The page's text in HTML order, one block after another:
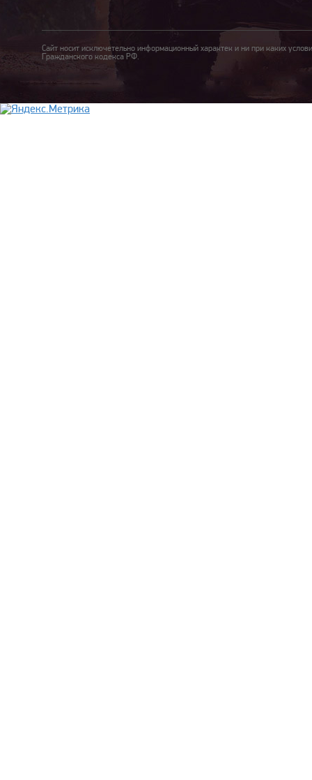
Сайт носит исключетельно информационный характек и ни при каких
Гражданского кодекса РФ.